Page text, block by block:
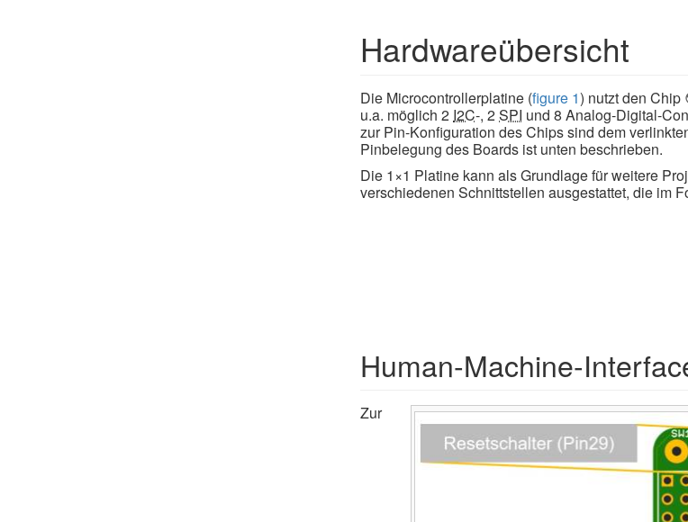
Hardwareübersicht
Die Microcontrollerplatine (figure 1) nutzt den Chip
u.a. möglich 2 I2C-, 2SPI und 8 Analog-Digital-
zur Pin-Konfiguration des Chips sind dem
Pinbelegung des Boards ist unten beschrieben.
Die 1×1 Platine kann als Grundlage für weitere
verschiedenen Schnittstellen ausgestattet, die im
Human-Machine-
Zur